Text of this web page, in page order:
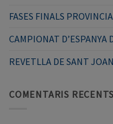
FASES FINALS
CAMPIONAT D’ESPANYA
REVETLLA DE SANT JOAN
COMENTARIS RECENTS